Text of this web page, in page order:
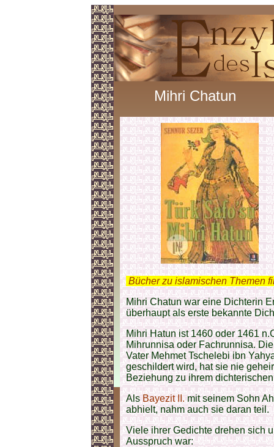
Mihri Chatun
Bücher zu islamischen Themen
Mihri Chatun war eine Dichterin
überhaupt als erste bekannte
Mihri Hatun ist 1460 oder 1461
Mihrunnisa oder Fachrunnisa.
Vater Mehmet Tschelebi ibn
geschildert wird, hat sie nie
Beziehung zu ihrem
AlsBayezit II.mit seinem Sohn
abhielt, nahm auch sie daran teil.
Viele ihrer Gedichte drehen sich
Ausspruch war: